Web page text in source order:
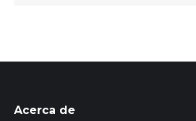
Acerca de